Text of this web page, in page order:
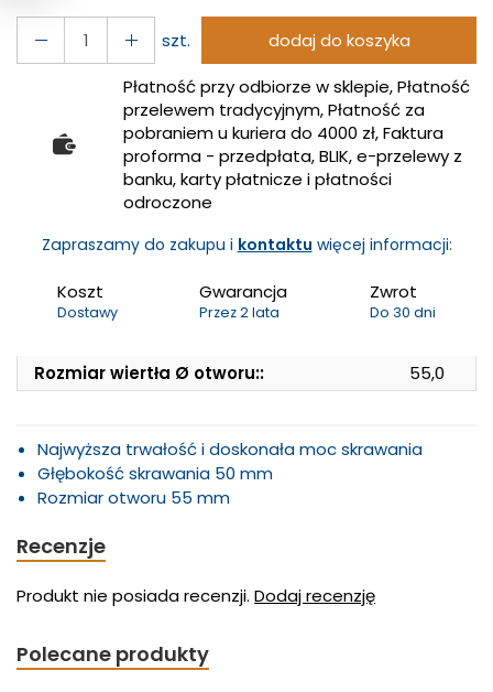
szt.
dodaj do koszyka
Płatność przy odbiorze w sklepie, Płatność
przelewem tradycyjnym, Płatność za
pobraniem u kuriera do 4000 zł, Faktura
proforma - przedpłata, BLIK, e-przelewy z
banku, karty płatnicze i płatności
odroczone
Zapraszamy do zakupu i kontaktu więcej informacji:
Koszt
Dostawy
Gwarancja
Przez 2 lata
Zwrot
Do 30 dni
Rozmiar wiertła Ø otworu:: 55,0
Najwyższa trwałość i doskonała moc skrawania
Głębokość skrawania 50 mm
Rozmiar otworu 55 mm
Recenzje
Produkt nie posiada recenzji. Dodaj recenzję
Polecane produkty